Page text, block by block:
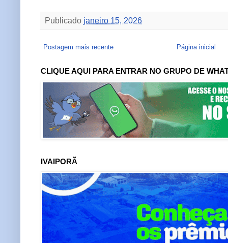
Publicado janeiro 15, 2026
Postagem mais recente Página inicial
CLIQUE AQUI PARA ENTRAR NO GRUPO DE
IVAIPORÃ